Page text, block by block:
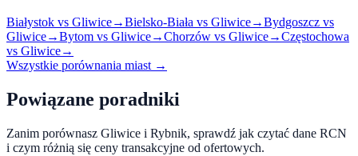
Białystok vs Gliwice→Bielsko-Biała vs Gliwice→Bydgoszcz vs
Gliwice→Bytom vs Gliwice→Chorzów vs Gliwice→Częstochowa
vs Gliwice→
Wszystkie porównania miast →
Powiązane poradniki
Zanim porównasz Gliwice i Rybnik, sprawdź jak czytać dane RCN
i czym różnią się ceny transakcyjne od ofertowych.